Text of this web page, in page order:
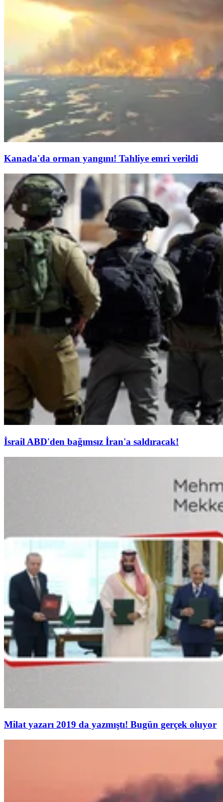
Kanada'da orman yangını! Tahliye emri verildi
İsrail ABD'den bağımsız İran'a saldıracak!
Milat yazarı 2019 da yazmıştı! Bugün gerçek oluyor